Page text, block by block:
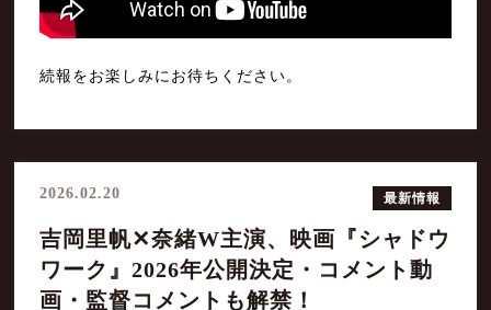
続報をお楽しみにお待ちください。
2026.02.20 最新情報
吉岡里帆✕奈緒W主演、映画『シャドウ
ワーク』2026年公開決定・コメント動
画・監督コメントも解禁！